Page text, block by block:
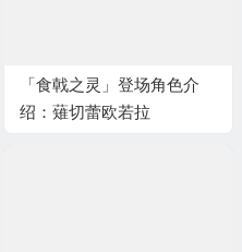
「食戟之灵」登场角色介
绍：薙切蕾欧若拉